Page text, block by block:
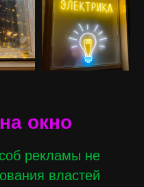
окно
рекламы не
властей